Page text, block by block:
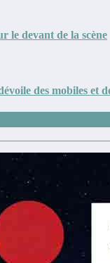
le devant de la scène
des mobiles et